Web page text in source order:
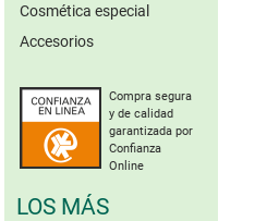
Cosmética especial
Accesorios
Compra segura
y de calidad
garantizada por
Confianza
Online
LOS MÁS